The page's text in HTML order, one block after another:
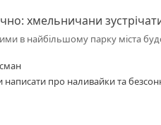
хмельничани
в найбільшому парку міста
про наливайки та